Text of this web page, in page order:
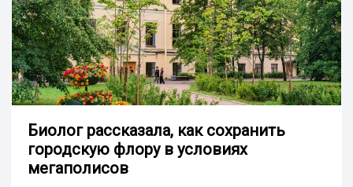
Биолог рассказала, как сохранить
городскую флору в условиях
мегаполисов